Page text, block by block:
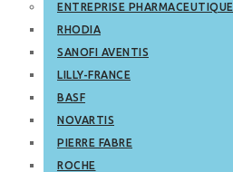
ENTREPRISE PHARMACEUTIQUE
RHODIA
SANOFI AVENTIS
LILLY-FRANCE
BASF
NOVARTIS
PIERRE FABRE
ROCHE